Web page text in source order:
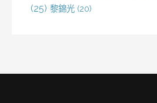
(25) 黎錦光 (20)